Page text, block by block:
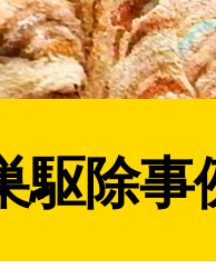
駆除事